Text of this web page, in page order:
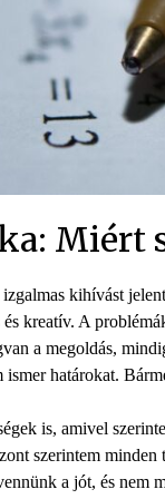
Miért
kihívást
kreatív. A
a megoldás,
ismer határokat.
is, amivel
szerintem
a jót, és nem